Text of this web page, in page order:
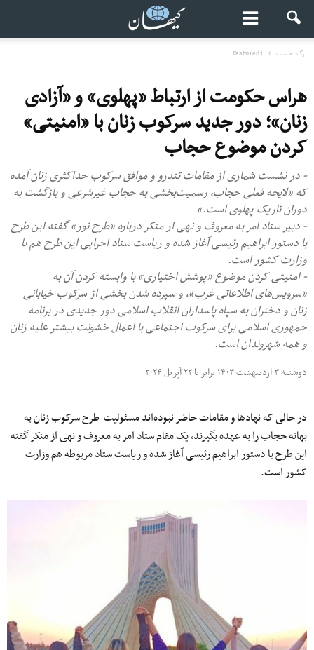
برگ نخست Featured1
هراس حکومت از ارتباط «پهلوی» و «آزادی
زنان»؛ دور جدید سرکوب زنان با «امنیتی»
کردن موضوع حجاب
- در نشست شماری از مقامات تندرو و موافق سرکوب حداکثری زنان آمده
که «لایحه فعلی حجاب، رسمیت‌بخشی به حجاب غیرشرعی و بازگشت به
دوران تاریک پهلوی است.»
- دبیر ستاد امر به معروف و نهی از منکر درباره «طرح نور» گفته این طرح
با دستور ابراهیم رئیسی آغاز شده و ریاست ستاد اجرایی این طرح هم با
وزارت کشور است.
- امنیتی کردن موضوع «پوشش اختیاری» با وابسته کردن آن به
«سرویس‌های اطلاعاتی غرب»، و سپرده شدن بخشی از سرکوب خیابانی
زنان و دختران به سپاه پاسداران انقلاب اسلامی دور جدیدی در برنامه
جمهوری اسلامی برای سرکوب اجتماعی با اعمال خشونت بیشتر علیه زنان
و همه شهروندان است.
دوشنبه ۳ اردیبهشت ۱۴۰۳ برابر با ۲۲ آپریل ۲۰۲۴
در حالی که نهادها و مقامات حاضر نبوده‌اند مسئولیت طرح سرکوب زنان به
بهانه حجاب را به عهده بگیرند، یک مقام ستاد امر به معروف و نهی از منکر گفته
این طرح با دستور ابراهیم رئیسی آغاز شده و ریاست ستاد مربوطه هم وزارت
کشور است.